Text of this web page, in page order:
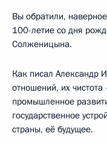
Вы обратили,
100-летие со дня
Солженицына.
Как писал Александр
отношений, их
промышленное
государственное
страны, её будущее.